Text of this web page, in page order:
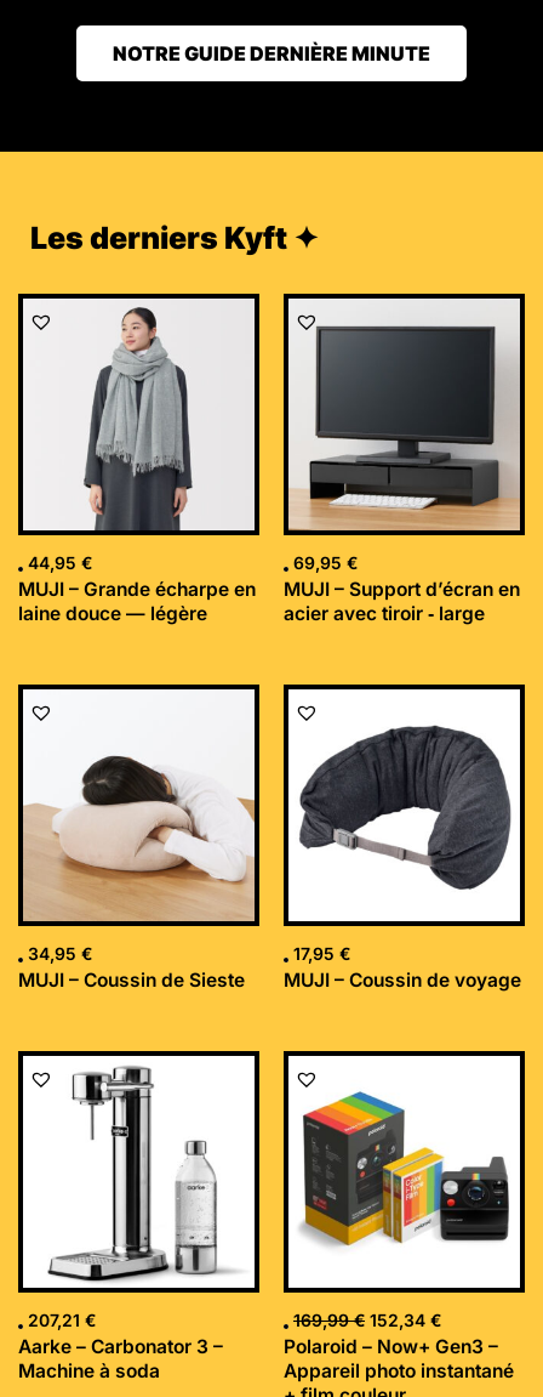
NOTRE GUIDE DERNIÈRE MINUTE
Les derniers Kyft ✦
44,95 €
MUJI – Grande écharpe en
laine douce — légère
69,95 €
MUJI – Support d’écran en
acier avec tiroir ‐ large
34,95 €
MUJI – Coussin de Sieste
17,95 €
MUJI – Coussin de voyage
207,21 €
Aarke – Carbonator 3 –
Machine à soda
169,99€
Le
initial
était :
169,99 €.
152,34 €
Le
Polaroid – Now+ Gen3 –
Appareil photo instantané